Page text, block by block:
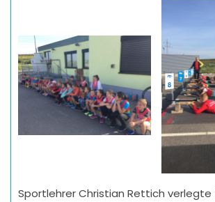
Sportlehrer Christian Rettich verlegte